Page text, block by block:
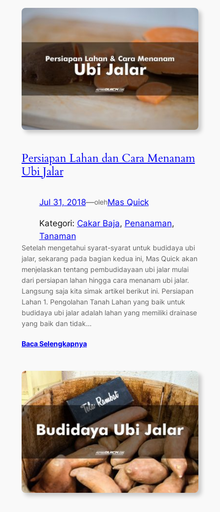
Persiapan Lahan dan Cara Menanam
Ubi Jalar
Jul 31, 2018—olehMas Quick
Kategori: Cakar Baja, Penanaman
Tanaman
Setelah mengetahui syarat-syarat untuk budidaya ubi
jalar, sekarang pada bagian kedua ini, Mas Quick akan
menjelaskan tentang pembudidayaan ubi jalar mulai
dari persiapan lahan hingga cara menanam ubi jalar.
Langsung saja kita simak artikel berikut ini. Persiapan
Lahan 1. Pengolahan Tanah Lahan yang baik untuk
budidaya ubi jalar adalah lahan yang memiliki drainase
yang baik dan tidak…
Baca Selengkapnya